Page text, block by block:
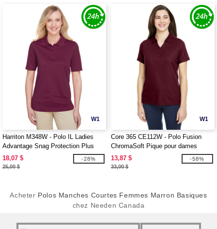
W1
Harriton M348W - Polo IL Ladies
Advantage Snag Protection Plus
18,07 $
25,00 $
-28%
W1
Core 365 CE112W - Polo Fusion
ChromaSoft Pique pour dames
13,87 $
33,00 $
-58%
Acheter Polos Manches Courtes Femmes Marron Basiques
chez Needen Canada